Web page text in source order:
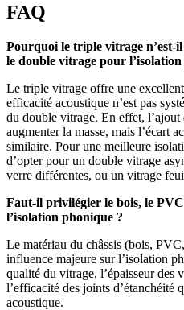
FAQ
Pourquoi le triple vitrage n’est-
le double vitrage pour
Le triple vitrage offre une
efficacité acoustique n’est pas
du double vitrage. En effet, l’ajout
augmenter la masse, mais l’écart
similaire. Pour une meilleure
d’opter pour un double vitrage
verre différentes, ou un vitrage
Faut-il privilégier le bois, le
l’isolation phonique ?
Le matériau du châssis (bois,
influence majeure sur l’isolation
qualité du vitrage, l’épaisseur des
l’efficacité des joints d’étanchéité
acoustique.